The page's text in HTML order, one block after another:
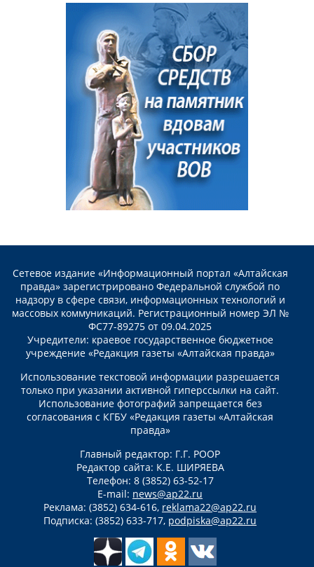
Сетевое издание «Информационный портал «Алтайская
правда» зарегистрировано Федеральной службой по
надзору в сфере связи, информационных технологий и
массовых коммуникаций. Регистрационный номер ЭЛ №
ФС77-89275 от 09.04.2025
Учредители: краевое государственное бюджетное
учреждение «Редакция газеты «Алтайская правда»
Использование текстовой информации разрешается
только при указании активной гиперссылки на сайт.
Использование фотографий запрещается без
согласования с КГБУ «Редакция газеты «Алтайская
правда»
Главный редактор: Г.Г. РООР
Редактор сайта: К.Е. ШИРЯЕВА
Телефон: 8 (3852) 63-52-17
E-mail: news@ap22.ru
Реклама: (3852) 634-616, reklama22@ap22.ru
Подписка: (3852) 633-717, podpiska@ap22.ru